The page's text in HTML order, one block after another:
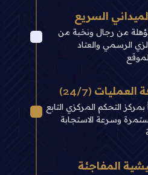
السريع
من رجال ونخبة من
الرسمي والعتاد
(24/7)
التحكم المركزي التابع
وسرعة الاستجابة
المفاجئة